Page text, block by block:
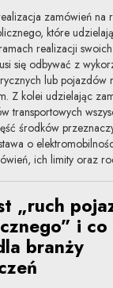
zamówień na
które
realizacji
się odbywać z
lub pojazdów
Z kolei udzielając
transportowych
środków
o
ich limity oraz
„ruch
i
branży